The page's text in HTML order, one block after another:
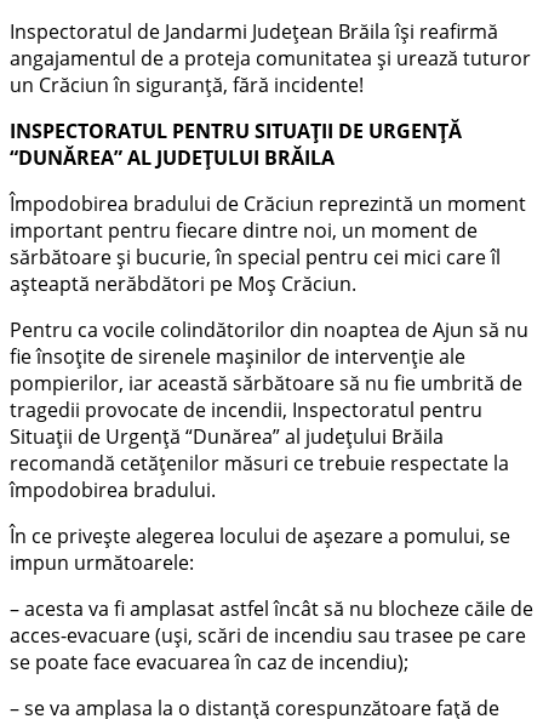
Inspectoratul de Jandarmi Județean Brăila își reafirmă
angajamentul de a proteja comunitatea și urează tuturor
un Crăciun în siguranță, fără incidente!
INSPECTORATUL PENTRU SITUAȚII DE URGENȚĂ
“DUNĂREA” AL JUDEȚULUI BRĂILA
Împodobirea bradului de Crăciun reprezintă un moment
important pentru fiecare dintre noi, un moment de
sărbătoare şi bucurie, în special pentru cei mici care îl
aşteaptă nerăbdători pe Moş Crăciun.
Pentru ca vocile colindătorilor din noaptea de Ajun să nu
fie însoțite de sirenele mașinilor de intervenție ale
pompierilor, iar această sărbătoare să nu fie umbrită de
tragedii provocate de incendii, Inspectoratul pentru
Situații de Urgență “Dunărea” al județului Brăila
recomandă cetățenilor măsuri ce trebuie respectate la
împodobirea bradului.
În ce priveşte alegerea locului de aşezare a pomului, se
impun următoarele:
– acesta va fi amplasat astfel încât să nu blocheze căile de
acces-evacuare (uşi, scări de incendiu sau trasee pe care
se poate face evacuarea în caz de incendiu);
– se va amplasa la o distanţă corespunzătoare faţă de